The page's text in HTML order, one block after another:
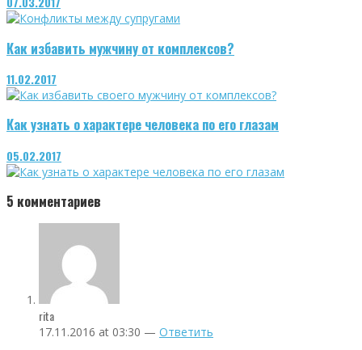
Как избавить мужчину от комплексов?
11.02.2017
Как узнать о характере человека по его глазам
05.02.2017
5 комментариев
rita
17.11.2016 at 03:30 — Ответить